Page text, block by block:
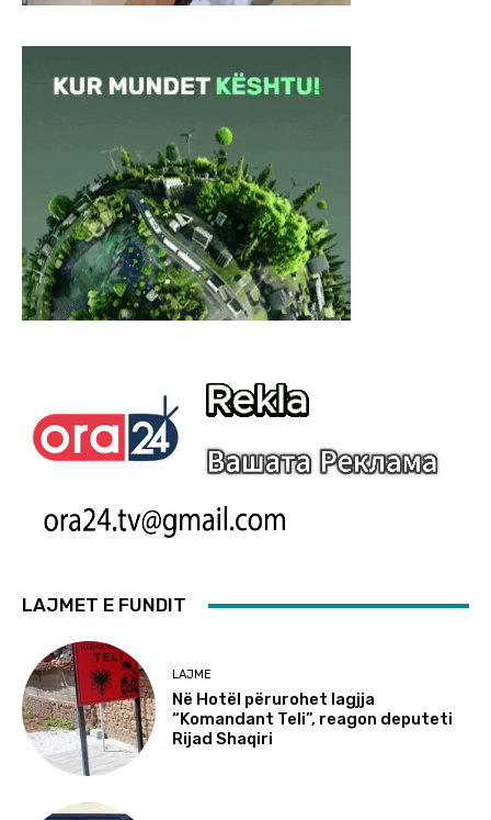
LAJMET E FUNDIT
LAJME
Në Hotël përurohet lagjja
“Komandant Teli”, reagon deputeti
Rijad Shaqiri